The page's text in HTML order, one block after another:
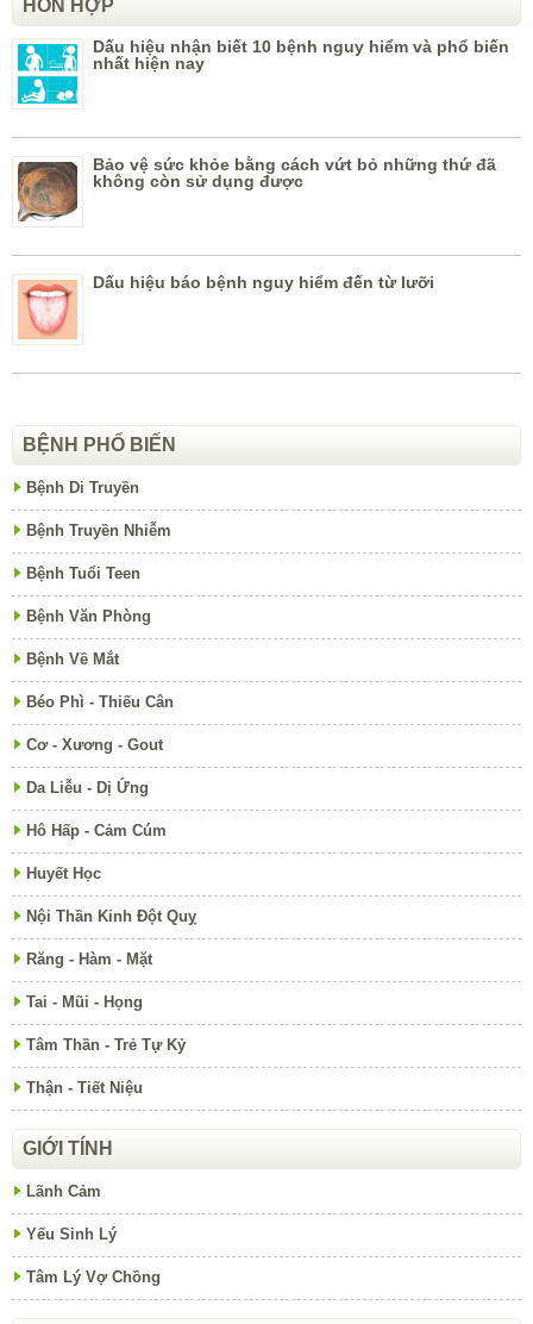
HỖN HỢP
Dấu hiệu nhận biết 10 bệnh nguy hiểm và phổ biến
nhất hiện nay
Bảo vệ sức khỏe bằng cách vứt bỏ những thứ đã
không còn sử dụng được
Dấu hiệu báo bệnh nguy hiểm đến từ lưỡi
BỆNH PHỔ BIẾN
Bệnh Di Truyền
Bệnh Truyền Nhiễm
Bệnh Tuổi Teen
Bệnh Văn Phòng
Bệnh Về Mắt
Béo Phì - Thiếu Cân
Cơ - Xương - Gout
Da Liễu - Dị Ứng
Hô Hấp - Cảm Cúm
Huyết Học
Nội Thần Kinh Đột Quỵ
Răng - Hàm - Mặt
Tai - Mũi - Họng
Tâm Thần - Trẻ Tự Kỷ
Thận - Tiết Niệu
GIỚI TÍNH
Lãnh Cảm
Yếu Sinh Lý
Tâm Lý Vợ Chồng